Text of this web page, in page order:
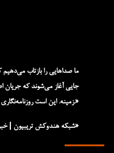
جایی آغاز می‌شوند که
زمینه. این است روزنامه‌نگاری از حاشیه‌ها.»
«شبکه هند‌و‌کش تریبیون | خبرهایی از حاشیه، داستان‌هایی از سرچشمه»